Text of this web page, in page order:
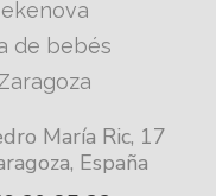
María Ric, 17
España